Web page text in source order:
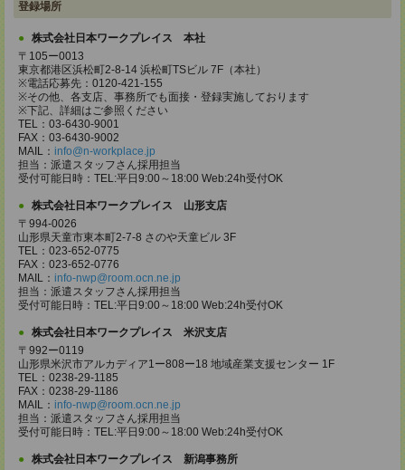
登録場所
株式会社日本ワークプレイス 本社
〒105ー0013
東京都港区浜松町2-8-14 浜松町TSビル 7F（本社）
※電話応募先：0120-421-155
※その他、各支店、事務所でも面接・登録実施しております
※下記、詳細はご参照ください
TEL：03-6430-9001
FAX：03-6430-9002
MAIL： info@n-workplace.jp
担当：派遣スタッフさん採用担当
受付可能日時：TEL:平日9:00～18:00 Web:24h受付OK
株式会社日本ワークプレイス 山形支店
〒994-0026
山形県天童市東本町2-7-8 さのや天童ビル 3F
TEL：023-652-0775
FAX：023-652-0776
MAIL： info-nwp@room.ocn.ne.jp
担当：派遣スタッフさん採用担当
受付可能日時：TEL:平日9:00～18:00 Web:24h受付OK
株式会社日本ワークプレイス 米沢支店
〒992ー0119
山形県米沢市アルカディア1ー808ー18 地域産業支援センター 1F
TEL：0238-29-1185
FAX：0238-29-1186
MAIL： info-nwp@room.ocn.ne.jp
担当：派遣スタッフさん採用担当
受付可能日時：TEL:平日9:00～18:00 Web:24h受付OK
株式会社日本ワークプレイス 新潟事務所